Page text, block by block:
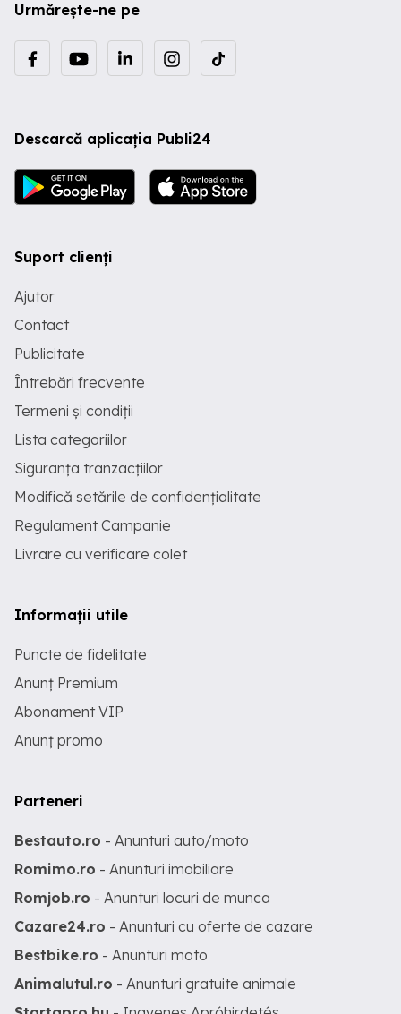
Urmărește-ne pe
Descarcă aplicația Publi24
Suport clienți
Ajutor
Contact
Publicitate
Întrebări frecvente
Termeni și condiții
Lista categoriilor
Siguranța tranzacțiilor
Modifică setările de confidențialitate
Regulament Campanie
Livrare cu verificare colet
Informații utile
Puncte de fidelitate
Anunț Premium
Abonament VIP
Anunț promo
Parteneri
Bestauto.ro - Anunturi auto/moto
Romimo.ro - Anunturi imobiliare
Romjob.ro - Anunturi locuri de munca
Cazare24.ro - Anunturi cu oferte de cazare
Bestbike.ro - Anunturi moto
Animalutul.ro - Anunturi gratuite animale